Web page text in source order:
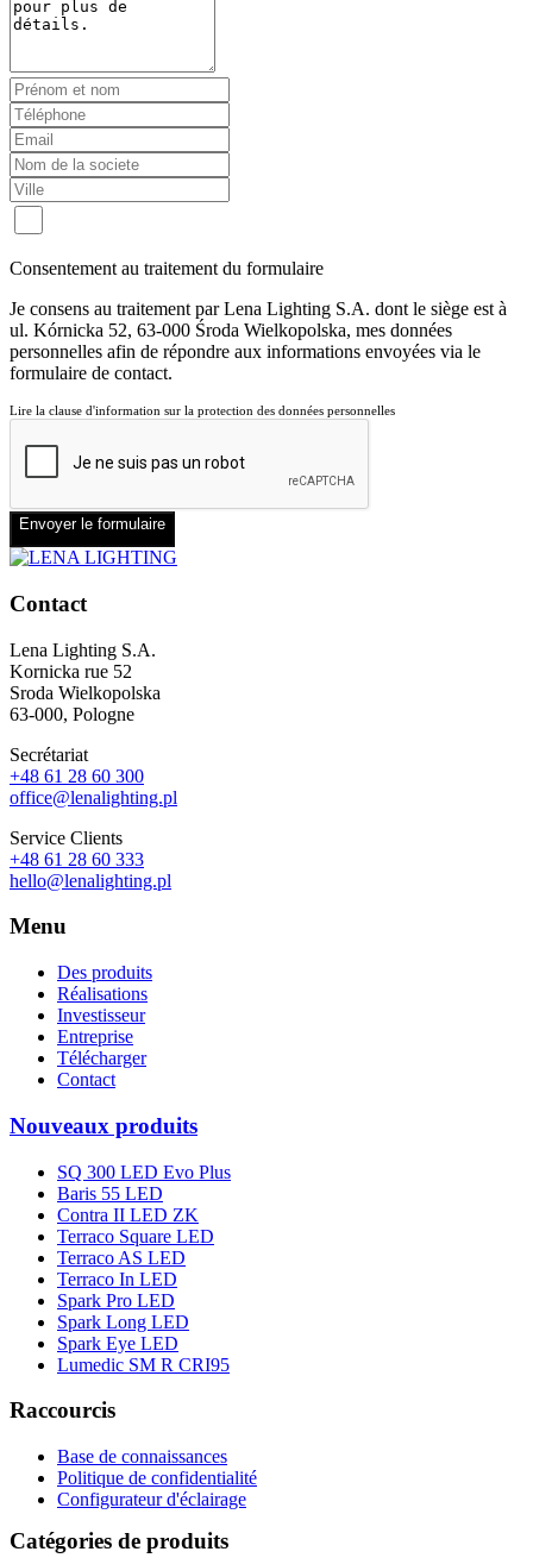
Consentement au traitement du formulaire
Je consens au traitement par Lena Lighting S.A. dont le siège est à
ul. Kórnicka 52, 63-000 Środa Wielkopolska, mes données
personnelles afin de répondre aux informations envoyées via le
formulaire de contact.
Lire la clause d'information sur la protection des données personnelles
Envoyer le formulaire
Contact
Lena Lighting S.A.
Kornicka rue 52
Sroda Wielkopolska
63-000, Pologne
Secrétariat
+48 61 28 60 300
office@lenalighting.pl
Service Clients
+48 61 28 60 333
hello@lenalighting.pl
Menu
Des produits
Réalisations
Investisseur
Entreprise
Télécharger
Contact
Nouveaux produits
SQ 300 LED Evo Plus
Baris 55 LED
Contra II LED ZK
Terraco Square LED
Terraco AS LED
Terraco In LED
Spark Pro LED
Spark Long LED
Spark Eye LED
Lumedic SM R CRI95
Raccourcis
Base de connaissances
Politique de confidentialité
Configurateur d'éclairage
Catégories de produits